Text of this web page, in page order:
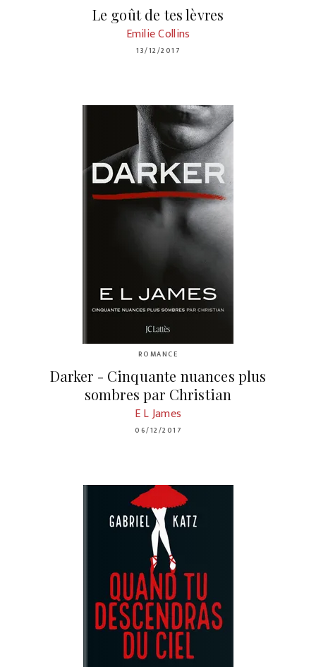
Le goût de tes lèvres
Emilie Collins
13/12/2017
ROMANCE
Darker - Cinquante nuances plus
sombres par Christian
E L James
06/12/2017